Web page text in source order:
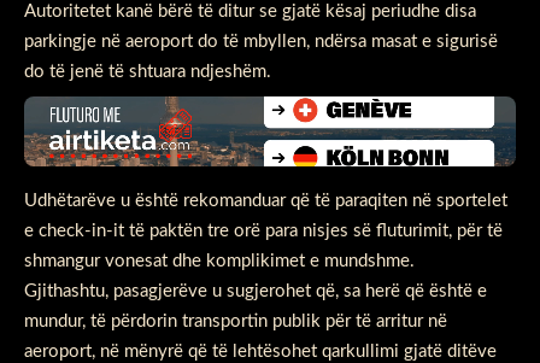
Autoritetet kanë bërë të ditur se gjatë kësaj periudhe disa
parkingje në aeroport do të mbyllen, ndërsa masat e sigurisë
do të jenë të shtuara ndjeshëm.
Udhëtarëve u është rekomanduar që të paraqiten në sportelet
e check-in-it të paktën tre orë para nisjes së fluturimit, për të
shmangur vonesat dhe komplikimet e mundshme.
Gjithashtu, pasagjerëve u sugjerohet që, sa herë që është e
mundur, të përdorin transportin publik për të arritur në
aeroport, në mënyrë që të lehtësohet qarkullimi gjatë ditëve